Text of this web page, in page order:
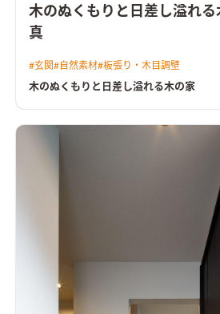
木のぬくもりと日差し溢れ
真
#玄関#自然素材#板張り・木目調壁
木のぬくもりと日差し溢れる木の家